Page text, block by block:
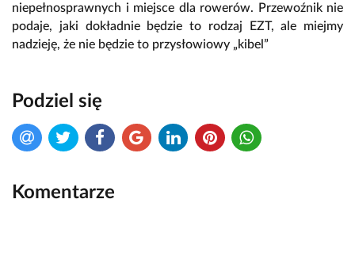
niepełnosprawnych i miejsce dla rowerów. Przewoźnik nie
podaje, jaki dokładnie będzie to rodzaj EZT, ale miejmy
nadzieję, że nie będzie to przysłowiowy „kibel”
Podziel się
Komentarze